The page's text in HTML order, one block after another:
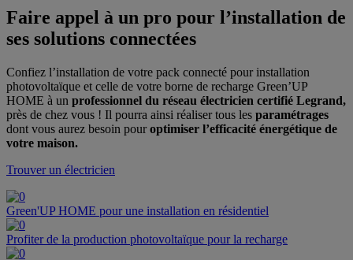
Faire appel à un pro pour l’installation de
ses solutions connectées
Confiez l’installation de votre pack connecté pour installation
photovoltaïque et celle de votre borne de recharge Green’UP
HOME à un professionnel du réseau électricien certifié Legrand,
près de chez vous ! Il pourra ainsi réaliser tous les paramétrages
dont vous aurez besoin pouroptimiser l’efficacité énergétique de
votre maison.
Trouver un électricien
Green'UP HOME pour une installation en résidentiel
Profiter de la production photovoltaïque pour la recharge